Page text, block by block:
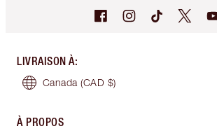
LIVRAISON À:
Canada (CAD $)
À PROPOS